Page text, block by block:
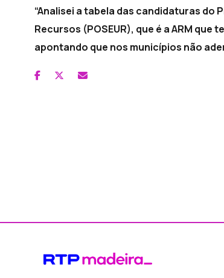
“Analisei a tabela das candidaturas do
Recursos (POSEUR), que é a ARM
apontando que nos municípios não